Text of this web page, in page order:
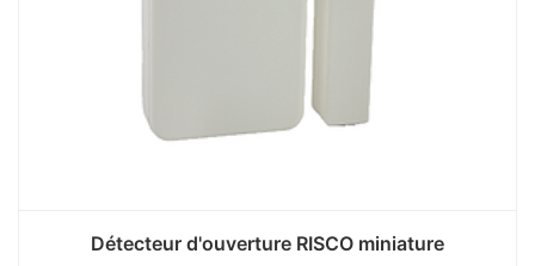
Détecteur d'ouverture RISCO miniature